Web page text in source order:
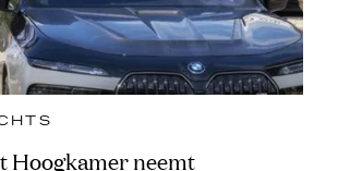
Hoogkamer neemt